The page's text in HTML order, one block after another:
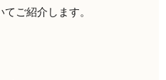
ご紹介します。